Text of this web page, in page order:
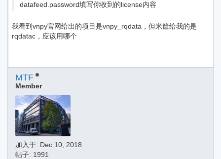
datafeed.password填写你收到的license内容
我看到vnpy官网给出的项目是vnpy_rqdata，但米筐给我的是
rqdatac，应该用哪个
MTF
Member
加入于: Dec 10, 2018
帖子: 1991